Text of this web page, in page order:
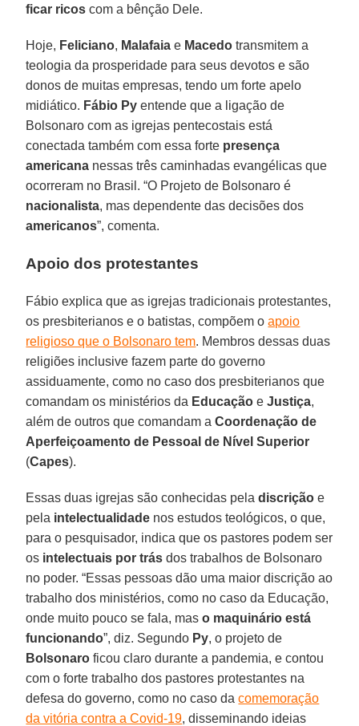
ficar ricos com a bênção Dele.
Hoje, Feliciano, Malafaia e Macedo transmitem a
teologia da prosperidade para seus devotos e são
donos de muitas empresas, tendo um forte apelo
midiático. Fábio Py entende que a ligação de
Bolsonaro com as igrejas pentecostais está
conectada também com essa forte presença
americana nessas três caminhadas evangélicas que
ocorreram no Brasil. “O Projeto de Bolsonaro é
nacionalista, mas dependente das decisões dos
americanos”, comenta.
Apoio dos protestantes
Fábio explica que as igrejas tradicionais protestantes,
os presbiterianos e o batistas, compõem oapoio
religioso que o Bolsonaro tem. Membros dessas duas
religiões inclusive fazem parte do governo
assiduamente, como no caso dos presbiterianos que
comandam os ministérios da Educação eJustiça,
além de outros que comandam aCoordenação de
Aperfeiçoamento de Pessoal de Nível Superior
(Capes).
Essas duas igrejas são conhecidas peladiscrição e
pela intelectualidade nos estudos teológicos, o que,
para o pesquisador, indica que os pastores podem ser
os intelectuais por trás dos trabalhos de Bolsonaro
no poder. “Essas pessoas dão uma maior discrição ao
trabalho dos ministérios, como no caso da Educação,
onde muito pouco se fala, maso maquinário está
funcionando”, diz. Segundo Py, o projeto de
Bolsonaro ficou claro durante a pandemia, e contou
com o forte trabalho dos pastores protestantes na
defesa do governo, como no caso dacomemoração
da vitória contra a Covid-19, disseminando ideias